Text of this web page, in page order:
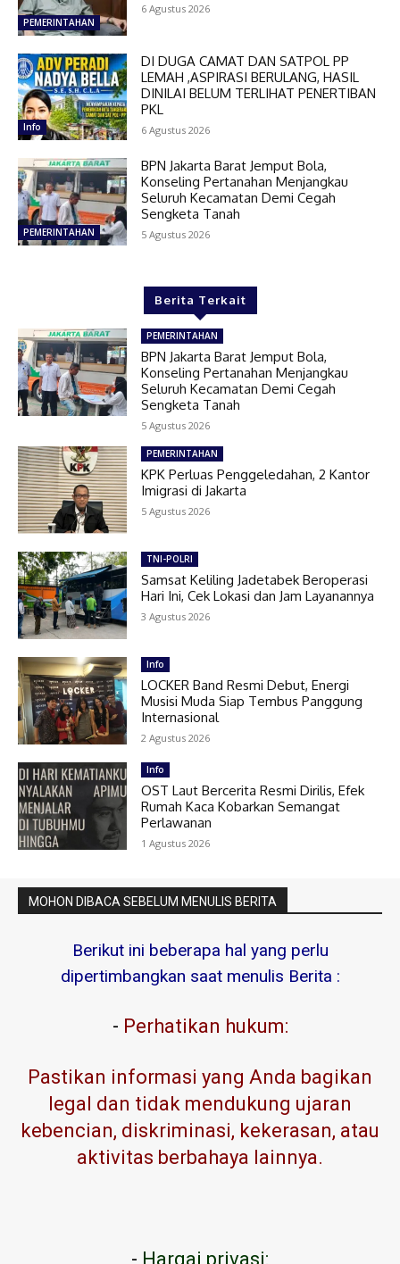
PEMERINTAHAN
6 Agustus 2026
Info
DI DUGA CAMAT DAN SATPOL PP
LEMAH ,ASPIRASI BERULANG, HASIL
DINILAI BELUM TERLIHAT PENERTIBAN
PKL
6 Agustus 2026
PEMERINTAHAN
BPN Jakarta Barat Jemput Bola,
Konseling Pertanahan Menjangkau
Seluruh Kecamatan Demi Cegah
Sengketa Tanah
5 Agustus 2026
Berita Terkait
PEMERINTAHAN
BPN Jakarta Barat Jemput Bola,
Konseling Pertanahan Menjangkau
Seluruh Kecamatan Demi Cegah
Sengketa Tanah
5 Agustus 2026
PEMERINTAHAN
KPK Perluas Penggeledahan, 2 Kantor
Imigrasi di Jakarta
5 Agustus 2026
TNI-POLRI
Samsat Keliling Jadetabek Beroperasi
Hari Ini, Cek Lokasi dan Jam Layanannya
3 Agustus 2026
Info
LOCKER Band Resmi Debut, Energi
Musisi Muda Siap Tembus Panggung
Internasional
2 Agustus 2026
Info
OST Laut Bercerita Resmi Dirilis, Efek
Rumah Kaca Kobarkan Semangat
Perlawanan
1 Agustus 2026
MOHON DIBACA SEBELUM MENULIS BERITA
Berikut ini beberapa hal yang perlu
dipertimbangkan saat menulis Berita :
- Perhatikan hukum:
Pastikan informasi yang Anda bagikan
legal dan tidak mendukung ujaran
kebencian, diskriminasi, kekerasan, atau
aktivitas berbahaya lainnya.
- Hargai privasi: